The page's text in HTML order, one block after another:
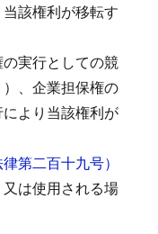
該権利が移転す
実行としての競
、企業担保権の
より当該権利が
第二百十九号）
は使用される場